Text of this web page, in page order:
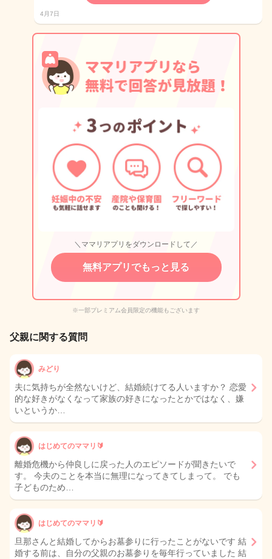
4月7日
＼ママリアプリをダウンロードして／
無料アプリでもっと見る
※一部プレミアム会員限定の機能もございます
父親に関する質問
みどり
夫に気持ちが全然ないけど、結婚続けてる人いますか？ 恋愛
的な好きがなくなって家族の好きになったとかではなく、嫌
いというか…
はじめてのママリ🔰
離婚危機から仲良しに戻った人のエピソードが聞きたいで
す。 今夫のことを本当に無理になってきてしまって。 でも
子どものため…
はじめてのママリ🔰
旦那さんと結婚してからお墓参りに行ったことがないです 結
婚する前は、自分の父親のお墓参りを毎年行っていました 結